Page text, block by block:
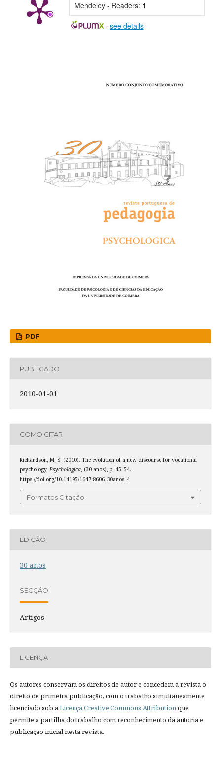
Mendeley - Readers: 1
- see details
PDF
PUBLICADO
2010-01-01
COMO CITAR
Richardson, M. S. (2010). The evolution of a new discourse for vocational
psychology. Psychologica, (30 anos), p. 45–54.
https://doi.org/10.14195/1647-8606_30anos_4
Formatos Citação
EDIÇÃO
30 anos
SECÇÃO
Artigos
LICENÇA
Os autores conservam os direitos de autor e concedem à revista o
direito de primeira publicação, com o trabalho simultaneamente
licenciado sob aLicença Creative Commons Attributionque
permite a partilha do trabalho com reconhecimento da autoria e
publicação inicial nesta revista.